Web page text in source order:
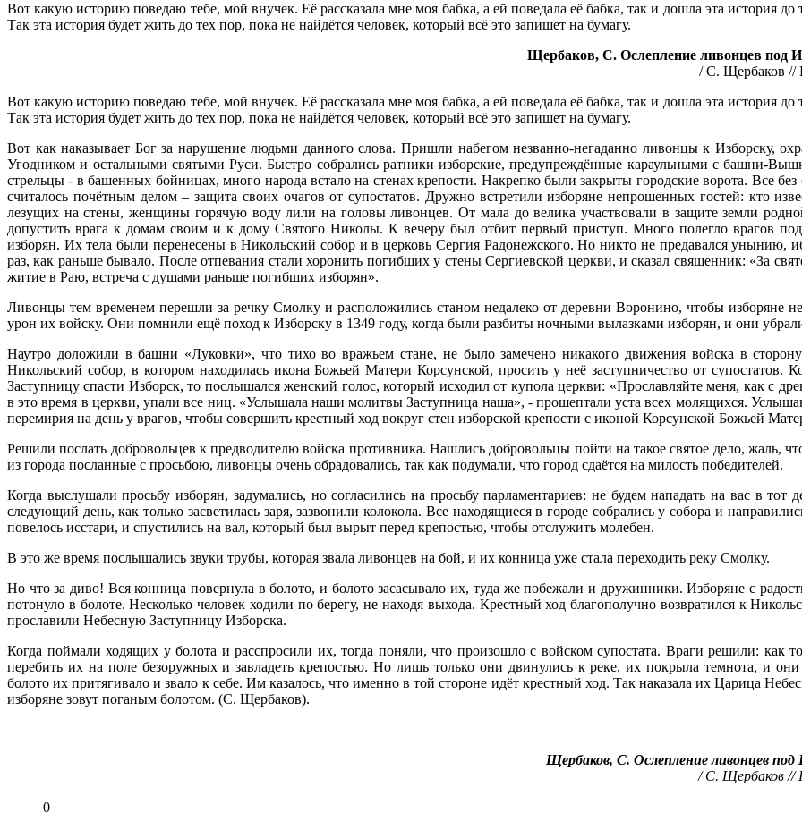
Вот какую историю поведаю тебе, мой внучек. Её рассказала мне моя бабка, а ей поведала её бабка, так и дошла эта история
Так эта история будет жить до тех пор, пока не найдётся человек, который всё это запишет на бумагу.
Щербаков, С. Ослепление ливонцев под
/ С. Щербаков //
Вот какую историю поведаю тебе, мой внучек. Её рассказала мне моя бабка, а ей поведала её бабка, так и дошла эта история
Так эта история будет жить до тех пор, пока не найдётся человек, который всё это запишет на бумагу.
Вот как наказывает Бог за нарушение людьми данного слова. Пришли набегом незванно-негаданно ливонцы к Изборску,
Угодником и остальными святыми Руси. Быстро собрались ратники изборские, предупреждённые караульными с башни-
стрельцы - в башенных бойницах, много народа встало на стенах крепости. Накрепко были закрыты городские ворота. Все
считалось почётным делом – защита своих очагов от супостатов. Дружно встретили изборяне непрошенных гостей: кто
лезущих на стены, женщины горячую воду лили на головы ливонцев. От мала до велика участвовали в защите земли
допустить врага к домам своим и к дому Святого Николы. К вечеру был отбит первый приступ. Много полегло врагов
изборян. Их тела были перенесены в Никольский собор и в церковь Сергия Радонежского. Но никто не предавался унынию,
раз, как раньше бывало. После отпевания стали хоронить погибших у стены Сергиевской церкви, и сказал священник: «За
житие в Раю, встреча с душами раньше погибших изборян».
Ливонцы тем временем перешли за речку Смолку и расположились станом недалеко от деревни Воронино, чтобы изборяне
урон их войску. Они помнили ещё поход к Изборску в 1349 году, когда были разбиты ночными вылазками изборян, и они
Наутро доложили в башни «Луковки», что тихо во вражьем стане, не было замечено никакого движения войска в
Никольский собор, в котором находилась икона Божьей Матери Корсунской, просить у неё заступничество от супостатов.
Заступницу спасти Изборск, то послышался женский голос, который исходил от купола церкви: «Прославляйте меня, как с
в это время в церкви, упали все ниц. «Услышала наши молитвы Заступница наша», - прошептали уста всех молящихся.
перемирия на день у врагов, чтобы совершить крестный ход вокруг стен изборской крепости с иконой Корсунской Божьей
Решили послать добровольцев к предводителю войска противника. Нашлись добровольцы пойти на такое святое дело, жаль,
из города посланные с просьбою, ливонцы очень обрадовались, так как подумали, что город сдаётся на милость победителей.
Когда выслушали просьбу изборян, задумались, но согласились на просьбу парламентариев: не будем нападать на вас в
следующий день, как только засветилась заря, зазвонили колокола. Все находящиеся в городе собрались у собора и
повелось исстари, и спустились на вал, который был вырыт перед крепостью, чтобы отслужить молебен.
В это же время послышались звуки трубы, которая звала ливонцев на бой, и их конница уже стала переходить реку Смолку.
Но что за диво! Вся конница повернула в болото, и болото засасывало их, туда же побежали и дружинники. Изборяне с
потонуло в болоте. Несколько человек ходили по берегу, не находя выхода. Крестный ход благополучно возвратился к
прославили Небесную Заступницу Изборска.
Когда поймали ходящих у болота и расспросили их, тогда поняли, что произошло с войском супостата. Враги решили: как
перебить их на поле безоружных и завладеть крепостью. Но лишь только они двинулись к реке, их покрыла темнота, и
болото их притягивало и звало к себе. Им казалось, что именно в той стороне идёт крестный ход. Так наказала их Царица
изборяне зовут поганым болотом. (С. Щербаков).
Щербаков, С. Ослепление ливонцев под
/ С. Щербаков //
0